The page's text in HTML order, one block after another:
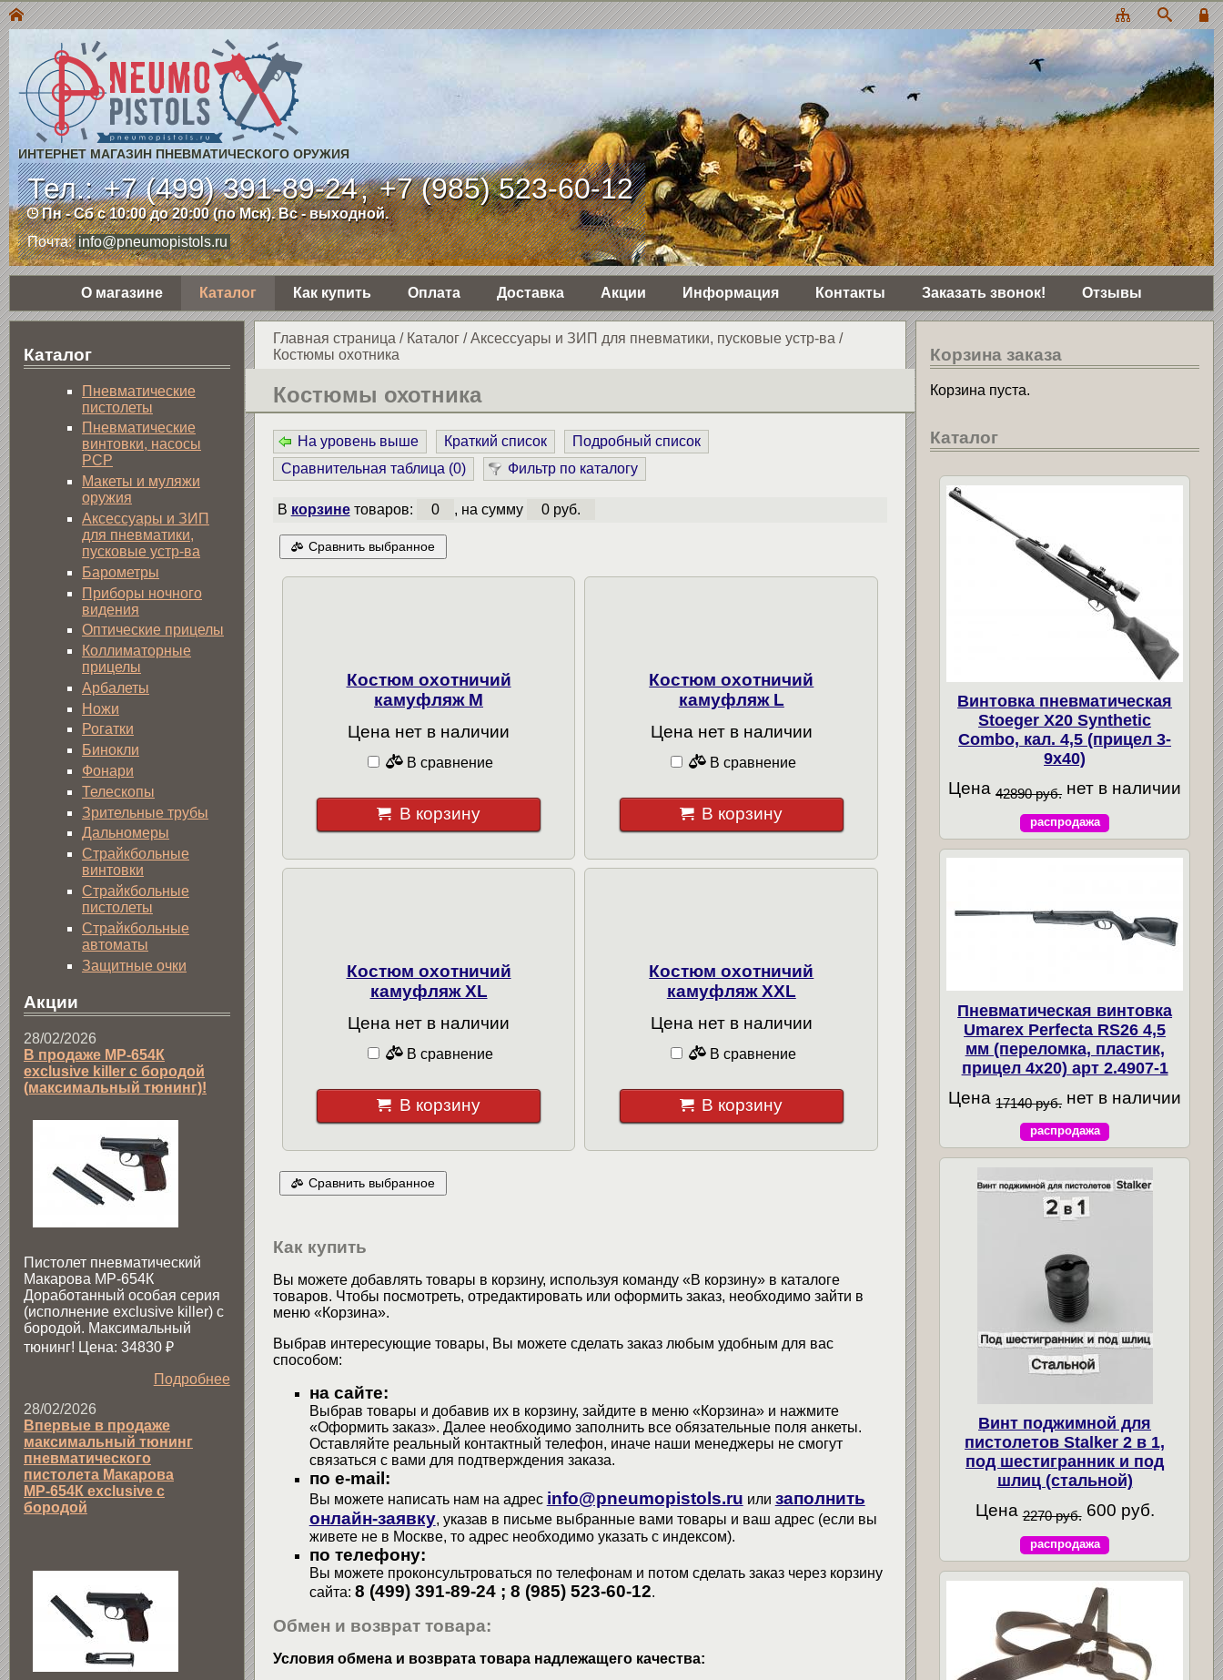
ИНТЕРНЕТ МАГАЗИН ПНЕВМАТИЧЕСКОГО ОРУЖИЯ
Тел.:+7 (499) 391-89-24,+7 (985) 523-60-12
Пн - Сб с 10:00 до 20:00 (по Мск). Вс - выходной.
Почта: info@pneumopistols.ru
О магазине Каталог Как купить Оплата Доставка Акции Информация Контакты Заказать звонок! Отзывы
Главная страница / Каталог/Аксессуары и ЗИП для пневматики, пусковые устр-ва /
Костюмы охотника
Костюмы охотника
На уровень выше Краткий список
Подробный список
Сравнительная таблица (0) Фильтр по каталогу
В корзинетоваров: 0 , на сумму 0 руб.
Сравнить выбранное
Костюм охотничий
камуфляж M
Цена нет в наличии
В сравнение
В корзину
Костюм охотничий
камуфляж L
Цена нет в наличии
В сравнение
В корзину
Костюм охотничий
камуфляж XL
Цена нет в наличии
В сравнение
В корзину
Костюм охотничий
камуфляж XXL
Цена нет в наличии
В сравнение
В корзину
Сравнить выбранное
Как купить
Вы можете добавлять товары в корзину, используя команду «В корзину» в каталоге
товаров. Чтобы посмотреть, отредактировать или оформить заказ, необходимо зайти в
меню «Корзина».
Выбрав интересующие товары, Вы можете сделать заказ любым удобным для вас
способом:
на сайте:
Выбрав товары и добавив их в корзину, зайдите в меню «Корзина» и нажмите
«Оформить заказ». Далее необходимо заполнить все обязательные поля анкеты.
Оставляйте реальный контактный телефон, иначе наши менеджеры не смогут
связаться с вами для подтверждения заказа.
по e-mail:
Вы можете написать нам на адрес info@pneumopistols.ru или заполнить
онлайн-заявку, указав в письме выбранные вами товары и ваш адрес (если вы
живете не в Москве, то адрес необходимо указать с индексом).
по телефону:
Вы можете проконсультроваться по телефонам и потом сделать заказ через корзину
сайта: 8 (499) 391-89-24 ; 8 (985) 523-60-12.
Обмен и возврат товара:
Условия обмена и возврата товара надлежащего качества:
Каталог
Пнев­ма­ти­чес­кие
пистолеты
Пневматические
винтовки, насосы
PCP
Макеты и муляжи
оружия
Аксессуары и ЗИП
для пневматики,
пусковые устр-ва
Барометры
Приборы ночного
видения
Оптические прицелы
Коллиматорные
прицелы
Арбалеты
Ножи
Рогатки
Бинокли
Фонари
Телескопы
Зрительные трубы
Дальномеры
Страйкбольные
винтовки
Страйкбольные
пистолеты
Страйкбольные
автоматы
Защитные очки
Акции
28/02/2026
В продаже МР-654К
exclusive killer с бородой
(максимальный тюнинг)!
Пистолет пневматический
Макарова МР-654К
Доработанный особая серия
(исполнение exclusive killer) с
бородой. Максимальный
тюнинг! Цена: 34830 ₽
Подробнее
28/02/2026
Впервые в продаже
максимальный тюнинг
пневматического
пистолета Макарова
МР-654К exclusive с
бородой
Корзина заказа
Корзина пуста.
Каталог
Винтовка пневматическая
Stoeger X20 Synthetic
Combo, кал. 4,5 (прицел 3-
9х40)
Цена 42890 руб. нет в наличии
распродажа
Пневматическая винтовка
Umarex Perfecta RS26 4,5
мм (переломка, пластик,
прицел 4x20) арт 2.4907-1
Цена 17140 руб. нет в наличии
распродажа
Винт поджимной для
пистолетов Stalker 2 в 1,
под шестигранник и под
шлиц (стальной)
Цена 2270 руб. 600 руб.
распродажа